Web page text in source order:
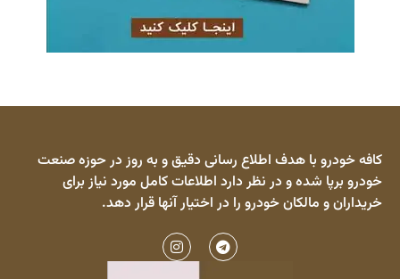
کافه خودرو با هدف اطلاع رسانی دقیق و به روز در حوزه صنعت
خودرو برپا شده و در نظر دارد اطلاعات کامل مورد نیاز برای
خریداران و مالکان خودرو را در اختیار آنها قرار دهد.